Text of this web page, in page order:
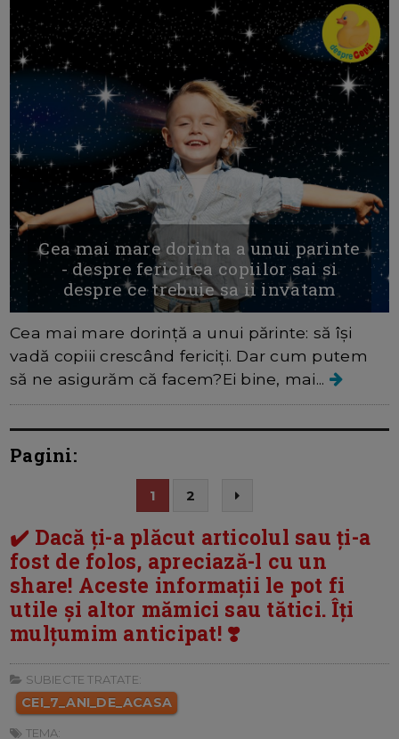
Cea mai mare dorinta a unui parinte
- despre fericirea copiilor sai si
despre ce trebuie sa ii invatam
Cea mai mare dorință a unui părinte: să își
vadă copiii crescând fericiți. Dar cum putem
să ne asigurăm că facem?Ei bine, mai...
Pagini:
1 2
✔️ Dacă ți-a plăcut articolul sau ți-a
fost de folos, apreciază-l cu un
share! Aceste informații le pot fi
utile și altor mămici sau tătici. Îți
mulțumim anticipat! ❣️
SUBIECTE TRATATE:
CEI_7_ANI_DE_ACASA
TEMA: